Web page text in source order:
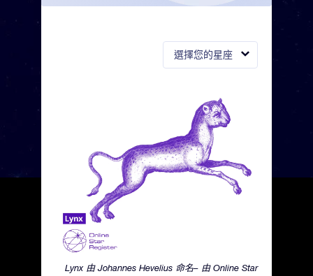
選擇您的星座
Lynx 由 Johannes Hevelius 命名– 由 Online Star